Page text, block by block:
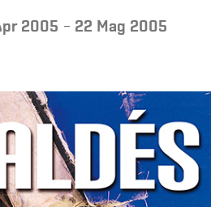
2005 - 22 Mag 2005